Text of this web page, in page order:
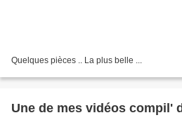
Quelques pièces .. La plus belle ...
Une de mes vidéos compil'